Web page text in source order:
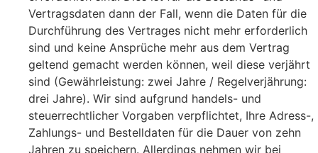
Vertragsdaten dann der Fall, wenn die Daten für die
Durchführung des Vertrages nicht mehr erforderlich
sind und keine Ansprüche mehr aus dem Vertrag
geltend gemacht werden können, weil diese verjährt
sind (Gewährleistung: zwei Jahre / Regelverjährung:
drei Jahre). Wir sind aufgrund handels- und
steuerrechtlicher Vorgaben verpflichtet, Ihre Adress-,
Zahlungs- und Bestelldaten für die Dauer von zehn
Jahren zu speichern. Allerdings nehmen wir bei